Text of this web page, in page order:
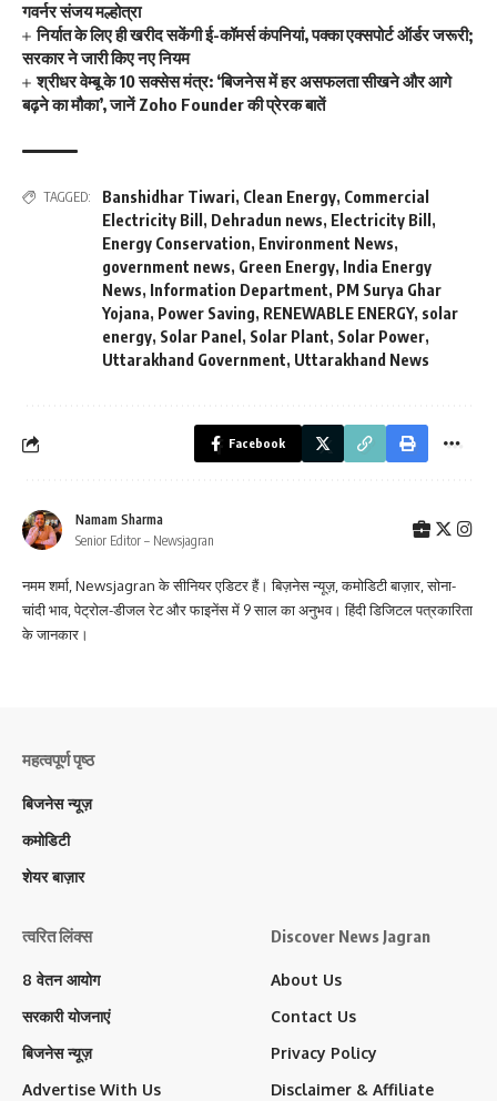
गवर्नर संजय मल्होत्रा
निर्यात के लिए ही खरीद सकेंगी ई-कॉमर्स कंपनियां, पक्का एक्सपोर्ट ऑर्डर जरूरी;
सरकार ने जारी किए नए नियम
श्रीधर वेम्बू के 10 सक्सेस मंत्र: ‘बिजनेस में हर असफलता सीखने और आगे
बढ़ने का मौका’, जानें Zoho Founder की प्रेरक बातें
TAGGED: Banshidhar Tiwari, Clean Energy, Commercial
Electricity Bill , Dehradun news, Electricity Bill ,
Energy Conservation, Environment News,
government news, Green Energy, India Energy
News, Information Department, PM Surya Ghar
Yojana, Power Saving, RENEWABLE ENERGY, solar
energy, Solar Panel , Solar Plant, Solar Power,
Uttarakhand Government, Uttarakhand News
Facebook
Namam Sharma
Senior Editor – Newsjagran
नमम शर्मा, Newsjagran के सीनियर एडिटर हैं। बिज़नेस न्यूज़, कमोडिटी बाज़ार, सोना-
चांदी भाव, पेट्रोल-डीजल रेट और फाइनेंस में 9 साल का अनुभव। हिंदी डिजिटल पत्रकारिता
के जानकार।
महत्वपूर्ण पृष्ठ
बिजनेस न्यूज़
कमोडिटी
शेयर बाज़ार
त्वरित लिंक्स
8 वेतन आयोग
सरकारी योजनाएं
बिजनेस न्यूज़
Advertise With Us
Discover News Jagran
About Us
Contact Us
Privacy Policy
Disclaimer & Affiliate